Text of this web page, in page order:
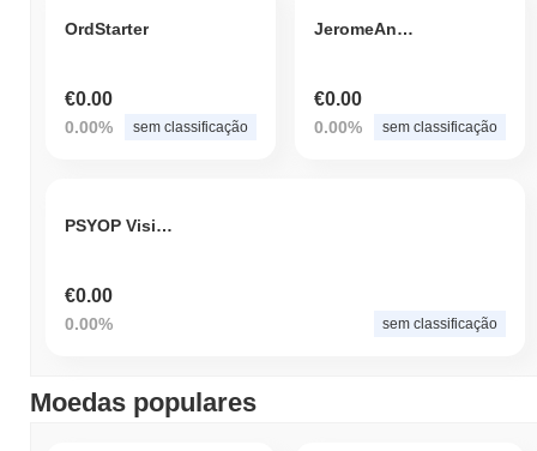
OrdStarter
€0.00
0.00% sem classificação
JeromeAndGary
€0.00
0.00% sem classificação
PSYOP Vision Coin
€0.00
0.00% sem classificação
Moedas populares